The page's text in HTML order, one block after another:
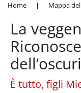
Home | Mappa
La
È tutto, figli